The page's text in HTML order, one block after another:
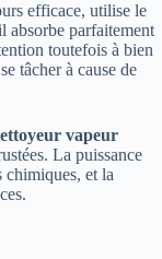
efficace, utilise le
absorbe parfaitement
toutefois à bien
tâcher à cause de
vapeur
La puissance
chimiques, et la